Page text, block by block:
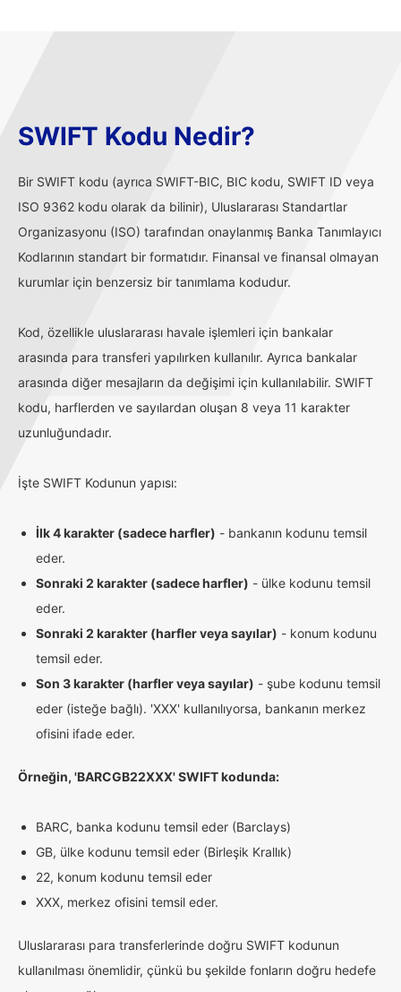
SWIFT Kodu Nedir?
Bir SWIFT kodu (ayrıca SWIFT-BIC, BIC kodu, SWIFT ID veya
ISO 9362 kodu olarak da bilinir), Uluslararası Standartlar
Organizasyonu (ISO) tarafından onaylanmış Banka Tanımlayıcı
Kodlarının standart bir formatıdır. Finansal ve finansal olmayan
kurumlar için benzersiz bir tanımlama kodudur.
Kod, özellikle uluslararası havale işlemleri için bankalar
arasında para transferi yapılırken kullanılır. Ayrıca bankalar
arasında diğer mesajların da değişimi için kullanılabilir. SWIFT
kodu, harflerden ve sayılardan oluşan 8 veya 11 karakter
uzunluğundadır.
İşte SWIFT Kodunun yapısı:
İlk 4 karakter (sadece harfler) - bankanın kodunu temsil
eder.
Sonraki 2 karakter (sadece harfler) - ülke kodunu temsil
eder.
Sonraki 2 karakter (harfler veya sayılar) - konum kodunu
temsil eder.
Son 3 karakter (harfler veya sayılar) - şube kodunu temsil
eder (isteğe bağlı). 'XXX' kullanılıyorsa, bankanın merkez
ofisini ifade eder.
Örneğin, 'BARCGB22XXX' SWIFT kodunda:
BARC, banka kodunu temsil eder (Barclays)
GB, ülke kodunu temsil eder (Birleşik Krallık)
22, konum kodunu temsil eder
XXX, merkez ofisini temsil eder.
Uluslararası para transferlerinde doğru SWIFT kodunun
kullanılması önemlidir, çünkü bu şekilde fonların doğru hedefe